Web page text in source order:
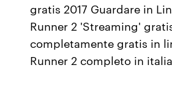
gratis 2017 Guardare in
Runner 2 'Streaming'
completamente gratis in
Runner 2 completo in